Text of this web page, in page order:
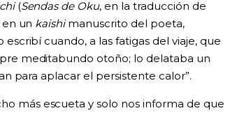
(Sendas de Oku, en la traducción de
en un kaishimanuscrito del poeta,
cuando, a las fatigas del viaje, que
meditabundo otoño; lo delataba un
para aplacar el persistente calor”.
más escueta y solo nos informa de que